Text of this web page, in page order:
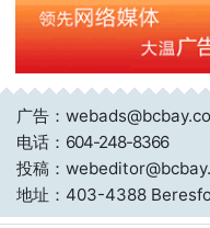
广告：
电话： 604-248-8366
投稿：
地址：403-4388